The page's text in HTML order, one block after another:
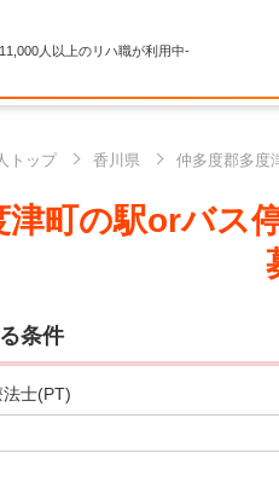
人以上のリハ職が利用中-
トップ 香川県 仲多度郡多度
津町の駅orバス
条件
士(PT)